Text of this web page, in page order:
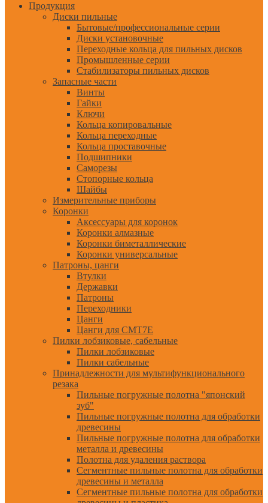
Продукция
Диски пильные
Бытовые/профессиональные серии
Диски установочные
Переходные кольца для пильных дисков
Промышленные серии
Стабилизаторы пильных дисков
Запасные части
Винты
Гайки
Ключи
Кольца копировальные
Кольца переходные
Кольца проставочные
Подшипники
Саморезы
Стопорные кольца
Шайбы
Измерительные приборы
Коронки
Аксессуары для коронок
Коронки алмазные
Коронки биметаллические
Коронки универсальные
Патроны, цанги
Втулки
Державки
Патроны
Переходники
Цанги
Цанги для CMT7E
Пилки лобзиковые, сабельные
Пилки лобзиковые
Пилки сабельные
Принадлежности для мультифункционального
резака
Пильные погружные полотна "японский
зуб"
Пильные погружные полотна для обработки
древесины
Пильные погружные полотна для обработки
металла и древесины
Полотна для удаления раствора
Сегментные пильные полотна для обработки
древесины и металла
Сегментные пильные полотна для обработки